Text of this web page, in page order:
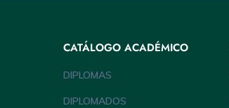
CATÁLOGO ACADÉMICO
DIPLOMAS
DIPLOMADOS